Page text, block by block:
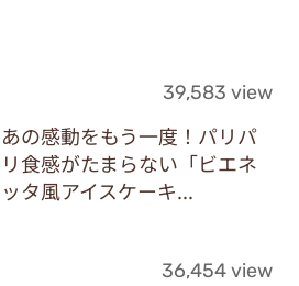
39,583 view
あの感動をもう一度！パリパ
リ食感がたまらない「ビエネ
ッタ風アイスケーキ...
36,454 view